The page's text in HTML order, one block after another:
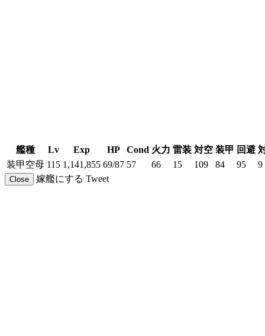
艦種 Lv Exp HP Cond 火力 雷装 対空 装甲 回避
装甲空母 115 1,141,855 69/87 57 66 15 109 84 95 9
Close 嫁艦にする Tweet